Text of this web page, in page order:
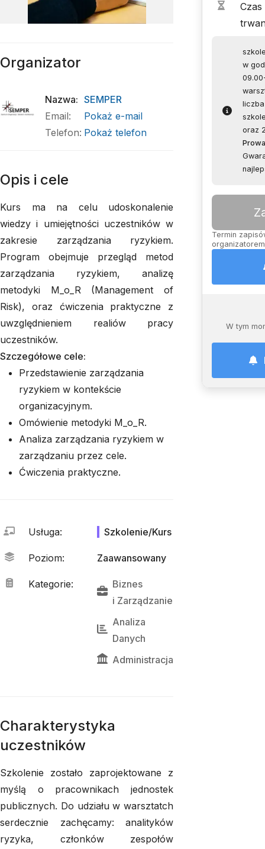
Czas
w
oraz
Termin
W tym
Organizator
Nazwa: SEMPER
Email:
Pokaż e-mail
Telefon: Pokaż telefon
Opis i cele
Kurs ma na celu udoskonalenie
wiedzy i umiejętności uczestników w
zakresie zarządzania ryzykiem.
Program obejmuje przegląd metod
zarządzania ryzykiem, analizę
metodyki M_o_R (Management of
Risk), oraz ćwiczenia praktyczne z
uwzględnieniem realiów pracy
uczestników.
Szczegółowe cele:
Przedstawienie zarządzania
ryzykiem w kontekście
organizacyjnym.
Omówienie metodyki M_o_R.
Analiza zarządzania ryzykiem w
zarządzaniu przez cele.
Ćwiczenia praktyczne.
Usługa: Szkolenie/Kurs
Poziom: Zaawansowany
Kategorie:
Biznes
i Zarządzanie
Analiza
Danych
Administracja
Charakterystyka
uczestników
Szkolenie zostało zaprojektowane z
myślą o pracownikach jednostek
publicznych. Do udziału w warsztatch
serdecznie zachęcamy: analityków
ryzyka, członków zespołów